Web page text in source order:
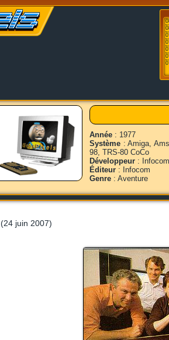
Année : 1977
Système : Amiga,
98, TRS-80 CoCo
Développeur : Infocom
Éditeur : Infocom
Genre : Aventure
(24 juin 2007)